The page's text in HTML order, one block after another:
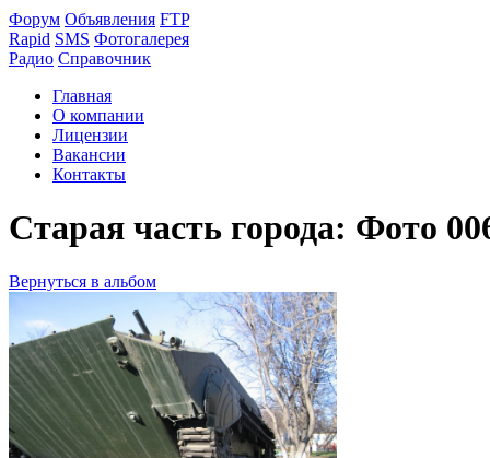
Форум Объявления FTP
Rapid SMS Фотогалерея
Радио Справочник
Главная
О компании
Лицензии
Вакансии
Контакты
Старая часть города: Фото
Вернуться в альбом